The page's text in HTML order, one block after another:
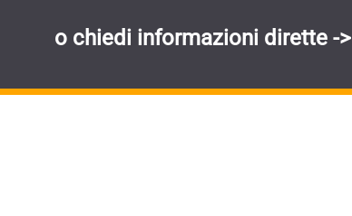
o chiedi informazioni dirette ->